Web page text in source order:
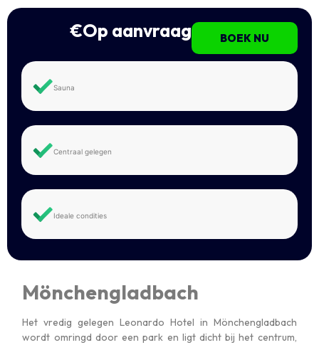
BOEK NU
€Op aanvraag
Sauna
Centraal gelegen
Ideale condities
Mönchengladbach
Het vredig gelegen Leonardo Hotel in Mönchengladbach
wordt omringd door een park en ligt dicht bij het centrum,